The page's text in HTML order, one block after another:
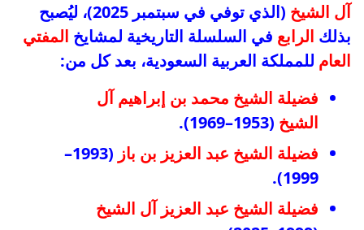
آل الشيخ
(الذي توفي في سبتمبر 2025)، ليُصبح
بذلك الرابع في السلسلة التاريخية لمشايخ المفتي
العام للمملكة العربية السعودية، بعد كل من:
فضيلة الشيخ محمد بن إبراهيم آل
الشيخ (1953–1969).
فضيلة الشيخ عبد العزيز بن باز
(1993–
1999).
فضيلة الشيخ عبد العزيز آل الشيخ